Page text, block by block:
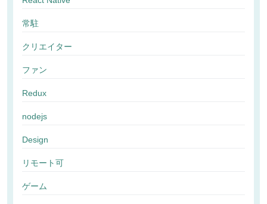
常駐
クリエイター
ファン
Redux
nodejs
Design
リモート可
ゲーム